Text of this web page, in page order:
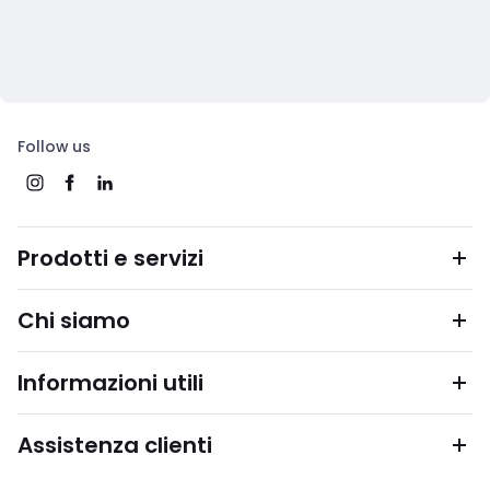
Follow us
Prodotti e servizi
Chi siamo
Informazioni utili
Assistenza clienti